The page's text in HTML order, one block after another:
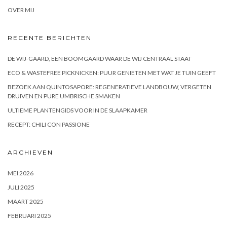
OVER MIJ
RECENTE BERICHTEN
DE WIJ-GAARD, EEN BOOMGAARD WAAR DE WIJ CENTRAAL STAAT
ECO & WASTEFREE PICKNICKEN: PUUR GENIETEN MET WAT JE TUIN GEEFT
BEZOEK AAN QUINTOSAPORE: REGENERATIEVE LANDBOUW, VERGETEN
DRUIVEN EN PURE UMBRISCHE SMAKEN
ULTIEME PLANTENGIDS VOOR IN DE SLAAPKAMER
RECEPT: CHILI CON PASSIONE
ARCHIEVEN
MEI 2026
JULI 2025
MAART 2025
FEBRUARI 2025